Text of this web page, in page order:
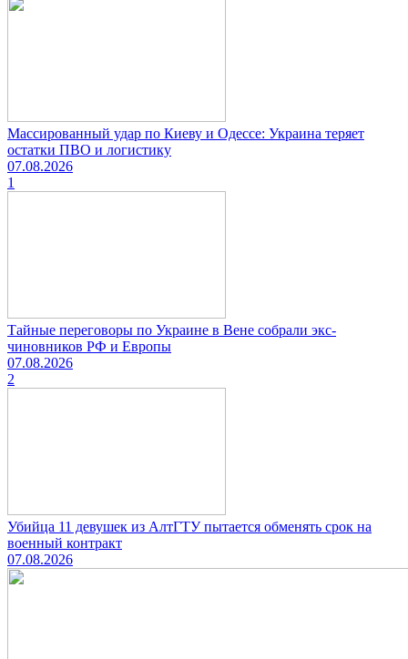
Массированный удар по Киеву и Одессе: Украина теряет
остатки ПВО и логистику
07.08.2026
1
Тайные переговоры по Украине в Вене собрали экс-
чиновников РФ и Европы
07.08.2026
2
Убийца 11 девушек из АлтГТУ пытается обменять срок на
военный контракт
07.08.2026